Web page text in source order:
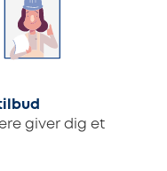
giver dig et